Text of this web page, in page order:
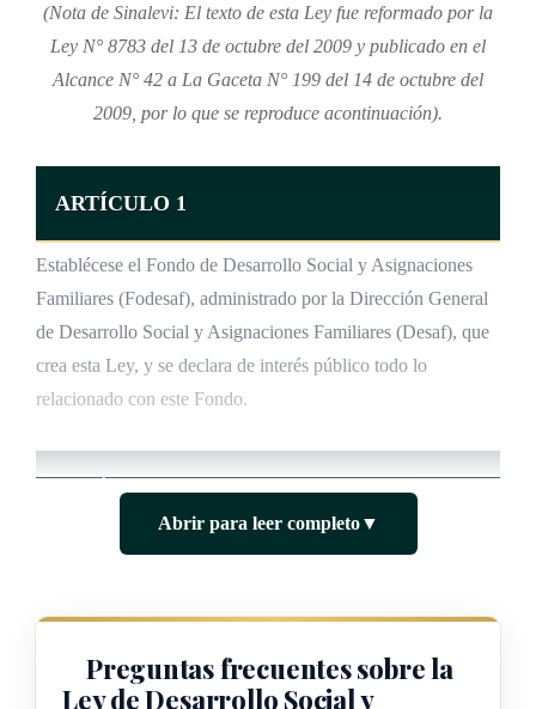
(Nota de Sinalevi: El texto de esta Ley fue reformado por la
Ley N° 8783 del 13 de octubre del 2009 y publicado en el
Alcance N° 42 a La Gaceta N° 199 del 14 de octubre del
2009, por lo que se reproduce acontinuación).
ARTÍCULO 1
Establécese el Fondo de Desarrollo Social y Asignaciones
Familiares (Fodesaf), administrado por la Dirección General
de Desarrollo Social y Asignaciones Familiares (Desaf), que
crea esta Ley, y se declara de interés público todo lo
relacionado con este Fondo.
ARTÍCULO 2
Podrán ser beneficiarios de este Fondo los costarricenses, los
las personas con discapacidad y mujeres jefas de hogar.
También podrán ser beneficiarias las personas menores de
Abrir para leer completo▼
Preguntas frecuentes sobre la
Ley de Desarrollo Social y